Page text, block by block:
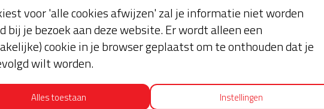
voor 'alle cookies afwijzen' zal je informatie niet worden
bij je bezoek aan deze website. Er wordt alleen een
cookie in je browser geplaatst om te onthouden dat je
wilt worden.
Alles toestaan Instellingen